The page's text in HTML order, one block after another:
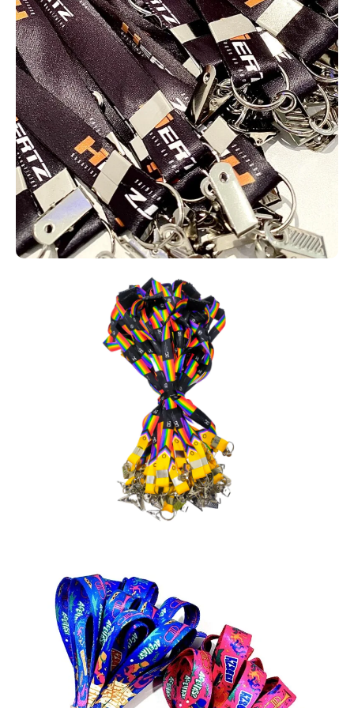
acesso e na segurança dos ambientes. Sua personalização com a
identidade da empresa contribui para o fortalecimento da marca e
a padronização da equipe.
Cordinhas personalizadas para identificação.
Muito usadas em empresas, escolas e eventos, as cordinhas para
crachá personalizadas garantem identificação eficiente e maior
segurança. Podem ser produzidas em diferentes materiais,
larguras e cores, com personalização da marca.
Cordões personalizados para uso em crachás
corporativos.
Os cordões personalizados para crachá combinam utilidade e
divulgação de marca em um único item. Eles servem para
sustentar crachás, cartões RFID e credenciais, ao mesmo tempo
em que reforçam a identidade visual com logotipos e cores
institucionais impressas. São resistentes, confortáveis e ideais
para uso corporativo e eventos.